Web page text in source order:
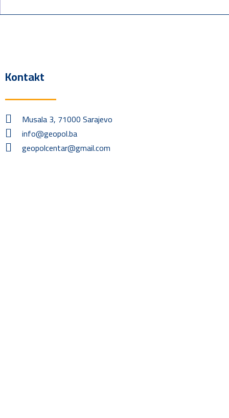
Kontakt
Musala 3, 71000 Sarajevo
info@geopol.ba
geopolcentar@gmail.com